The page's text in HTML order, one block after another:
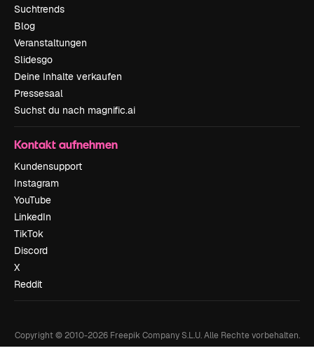
Suchtrends
Blog
Veranstaltungen
Slidesgo
Deine Inhalte verkaufen
Pressesaal
Suchst du nach magnific.ai
Kontakt aufnehmen
Kundensupport
Instagram
YouTube
LinkedIn
TikTok
Discord
X
Reddit
Copyright © 2010-2026Freepik Company S.L.U. Alle Rechte vorbehalten.